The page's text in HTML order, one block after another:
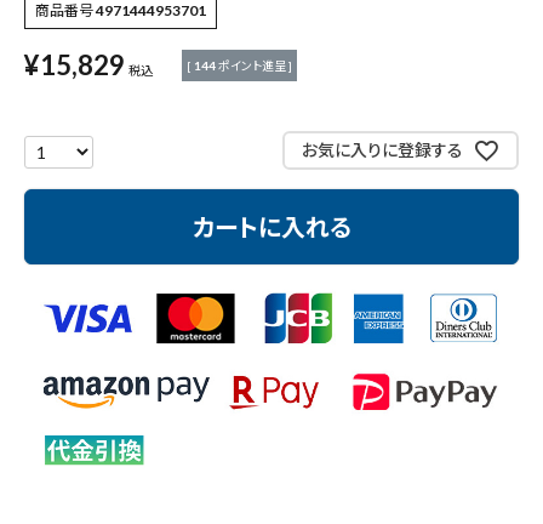
先端工具
作業工具・大工道具
測定工具・筆記具
収納・腰袋・ワーク用品
現場安全・運搬
金物・現場資材
コンテンツ
ガイドライン
商品番号4971444953701
¥15,829 税込 [ 144ポイント進呈 ]
お気に入りに登録する
カートに入れる